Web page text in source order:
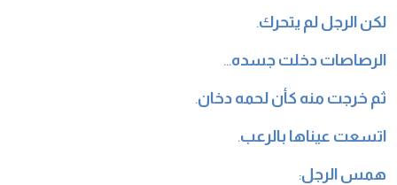
لكن الرجل لم يتحرك.
الرصاصات دخلت جسده…
ثم خرجت منه كأن لحمه دخان.
اتسعت عيناها بالرعب.
همس الرجل: